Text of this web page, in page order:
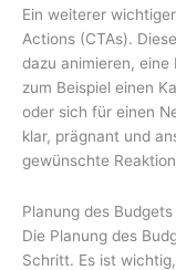
Ein weiterer
Actions (CTAs).
dazu animieren,
zum Beispiel einen
oder sich für einen
klar, prägnant und
gewünschte
Planung des Budgets
Die Planung des
Schritt. Es ist